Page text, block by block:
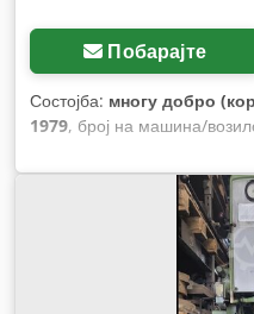
Побарајте
Состојба: многу добро
1979, број на машина/
целосно
(2,99 коњски сили),
,
, тип на
,
, Опрема:
бесконечно варирање,